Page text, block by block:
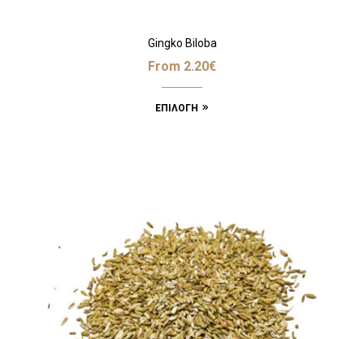
Gingko Biloba
From 2.20€
ΕΠΙΛΟΓΉ